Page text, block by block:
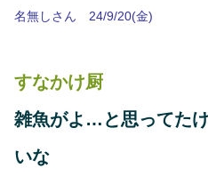
名無しさん 24/9/20(金)
すなかけ厨
雑魚がよ…と思ってた
いな